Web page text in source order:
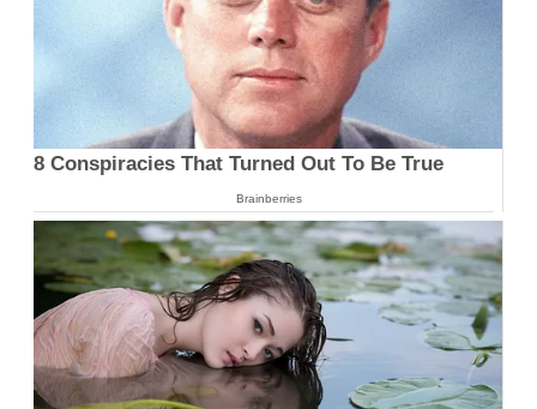
8 Conspiracies That Turned Out To Be True
Brainberries